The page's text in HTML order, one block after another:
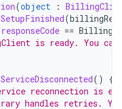
(object :
(
responseCode ==
is ready. You can
()
{
reconnection is
handles retries.